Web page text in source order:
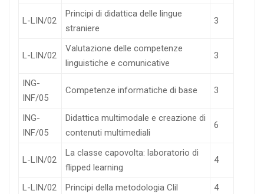
L-LIN/02
Principi di didattica delle lingue
straniere
3
L-LIN/02
Valutazione delle competenze
linguistiche e comunicative
3
ING-
INF/05
Competenze informatiche di base 3
ING-
INF/05
Didattica multimodale e creazione di
contenuti multimediali
6
L-LIN/02
La classe capovolta: laboratorio di
flipped learning
4
L-LIN/02 Principi della metodologia Clil
4